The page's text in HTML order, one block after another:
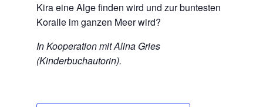
Kira eine Alge finden wird und zur buntesten
Koralle im ganzen Meer wird?
In Kooperation mit Alina Gries
(Kinderbuchautorin).